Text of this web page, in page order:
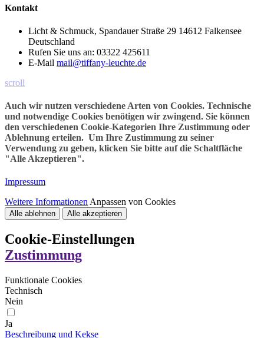
Kontakt
Licht & Schmuck, Spandauer Straße 29 14612 Falkensee
Deutschland
Rufen Sie uns an: 03322 425611
E-Mail mail@tiffany-leuchte.de
scroll
Auch wir nutzen verschiedene Arten von Cookies. Technische
und notwendige Cookies benötigen wir zwingend. Sie können
den verschiedenen Cookie-Kategorien Ihre Zustimmung oder
Ablehnung erteilen. Um Ihre Zustimmung zu seiner
Verwendung zu geben, klicken Sie bitte auf die Schaltfläche
"Alle Akzeptieren".
Impressum
Weitere Informationen Anpassen von Cookies
Alle ablehnen Alle akzeptieren
Cookie-Einstellungen
Zustimmung
Funktionale Cookies
Technisch
Nein
Ja
Beschreibung und Kekse